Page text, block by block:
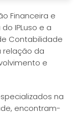
Financeira e
IPLuso e a
Contabilidade
relação da
e
na
encontram-